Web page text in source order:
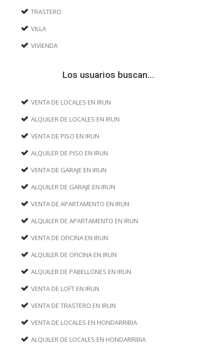
TRASTERO
VILLA
VIVIENDA
Los usuarios buscan...
VENTA DE LOCALES EN IRUN
ALQUILER DE LOCALES EN IRUN
VENTA DE PISO EN IRUN
ALQUILER DE PISO EN IRUN
VENTA DE GARAJE EN IRUN
ALQUILER DE GARAJE EN IRUN
VENTA DE APARTAMENTO EN IRUN
ALQUILER DE APARTAMENTO EN IRUN
VENTA DE OFICINA EN IRUN
ALQUILER DE OFICINA EN IRUN
ALQUILER DE PABELLONES EN IRUN
VENTA DE LOFT EN IRUN
VENTA DE TRASTERO EN IRUN
VENTA DE LOCALES EN HONDARRIBIA
ALQUILER DE LOCALES EN HONDARRIBIA